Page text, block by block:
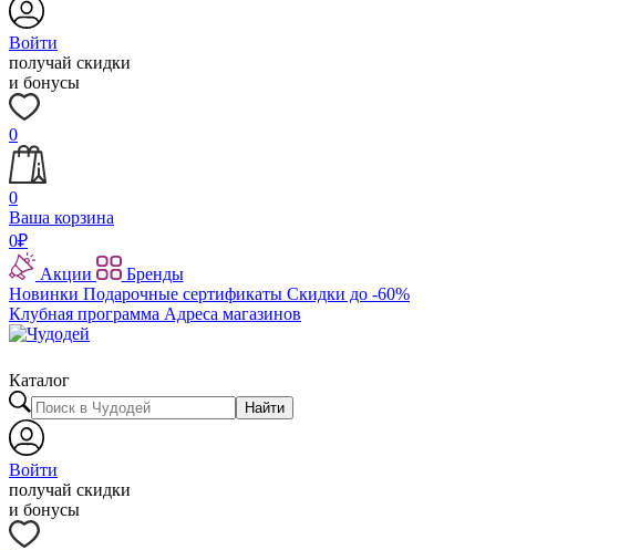
Войти
получай скидки
и бонусы
0
0
Ваша корзина
0₽
Акции
Бренды
Новинки Подарочные сертификаты Скидки до -60%
Клубная программа Адреса магазинов
Каталог
Найти
Войти
получай скидки
и бонусы